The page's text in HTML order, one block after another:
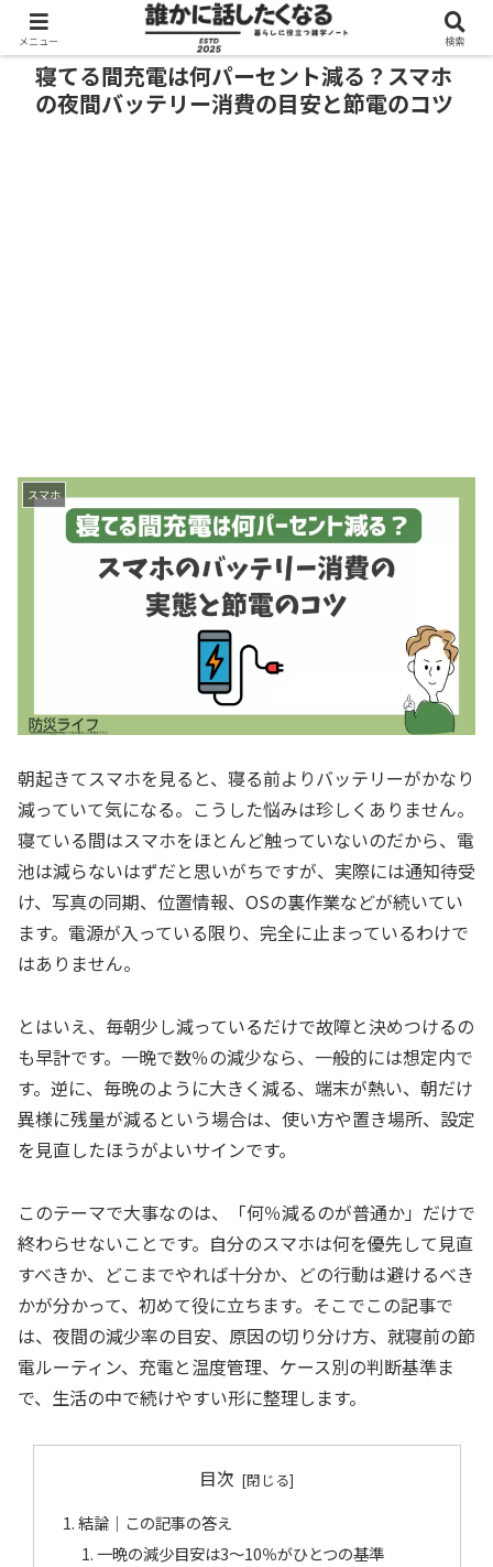
寝てる間充電は何パーセント減る？スマホ
の夜間バッテリー消費の目安と節電のコツ
スマホ
朝起きてスマホを見ると、寝る前よりバッテリーがかなり
減っていて気になる。こうした悩みは珍しくありません。
寝ている間はスマホをほとんど触っていないのだから、電
池は減らないはずだと思いがちですが、実際には通知待受
け、写真の同期、位置情報、OSの裏作業などが続いてい
ます。電源が入っている限り、完全に止まっているわけで
はありません。
とはいえ、毎朝少し減っているだけで故障と決めつけるの
も早計です。一晩で数％の減少なら、一般的には想定内で
す。逆に、毎晩のように大きく減る、端末が熱い、朝だけ
異様に残量が減るという場合は、使い方や置き場所、設定
を見直したほうがよいサインです。
このテーマで大事なのは、「何％減るのが普通か」だけで
終わらせないことです。自分のスマホは何を優先して見直
すべきか、どこまでやれば十分か、どの行動は避けるべき
かが分かって、初めて役に立ちます。そこでこの記事で
は、夜間の減少率の目安、原因の切り分け方、就寝前の節
電ルーティン、充電と温度管理、ケース別の判断基準ま
で、生活の中で続けやすい形に整理します。
目次
結論｜この記事の答え
一晩の減少目安は3〜10％がひとつの基準
メニュー 検索